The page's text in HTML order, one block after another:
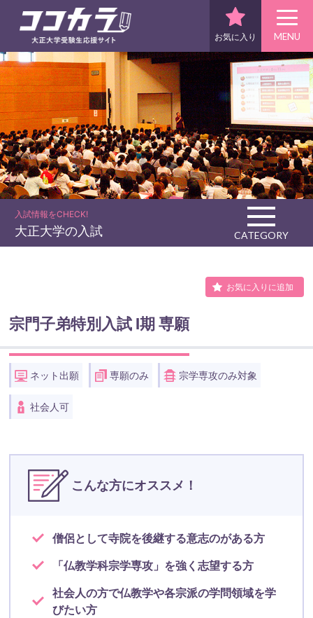
お気に入り MENU
入試情報をCHECK!
大正大学の入試 CATEGORY
宗門子弟特別入試 Ⅰ期 専願
お気に入りに追加
ネット出願 専願のみ 宗学専攻のみ対象
社会人可
こんな方にオススメ！
僧侶として寺院を後継する意志のがある方
「仏教学科宗学専攻」を強く志望する方
社会人の方で仏教学や各宗派の学問領域を学
びたい方